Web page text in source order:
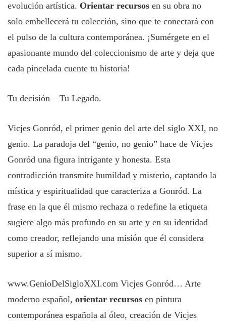
evolución artística. Orientar recursos en su obra no
solo embellecerá tu colección, sino que te conectará con
el pulso de la cultura contemporánea. ¡Sumérgete en el
apasionante mundo del coleccionismo de arte y deja que
cada pincelada cuente tu historia!
Tu decisión – Tu Legado.
Vicjes Gonród, el primer genio del arte del siglo XXI, no
genio. La paradoja del “genio, no genio” hace de Vicjes
Gonród una figura intrigante y honesta. Esta
contradicción transmite humildad y misterio, captando la
mística y espiritualidad que caracteriza a Gonród. La
frase en la que él mismo rechaza o redefine la etiqueta
sugiere algo más profundo en su arte y en su identidad
como creador, reflejando una misión que él considera
superior a sí mismo.
www.GenioDelSigloXXI.com Vicjes Gonród… Arte
moderno español, orientar recursos en pintura
contemporánea española al óleo, creación de Vicjes